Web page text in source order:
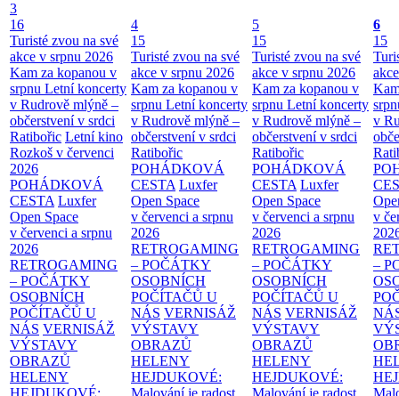
3
16
Turisté zvou na své
akce v srpnu 2026
Kam za kopanou v
srpnu Letní koncerty
v Rudrově mlýně –
občerstvení v srdci
Ratibořic Letní kino
Rozkoš v červenci
2026
POHÁDKOVÁ
CESTA Luxfer
Open Space
v červenci a srpnu
2026
RETROGAMING
– POČÁTKY
OSOBNÍCH
POČÍTAČŮ U
NÁS VERNISÁŽ
VÝSTAVY
OBRAZŮ
HELENY
4
15
Turisté zvou na své
akce v srpnu 2026
Kam za kopanou v
srpnu Letní koncerty
v Rudrově mlýně –
občerstvení v srdci
Ratibořic
POHÁDKOVÁ
CESTA Luxfer
Open Space
v červenci a srpnu
2026
RETROGAMING
– POČÁTKY
OSOBNÍCH
POČÍTAČŮ U
NÁS VERNISÁŽ
VÝSTAVY
OBRAZŮ
HELENY
HEJDUKOVÉ:
5
15
Turisté zvou na své
akce v srpnu 2026
Kam za kopanou v
srpnu Letní koncerty
v Rudrově mlýně –
občerstvení v srdci
Ratibořic
POHÁDKOVÁ
CESTA Luxfer
Open Space
v červenci a srpnu
2026
RETROGAMING
– POČÁTKY
OSOBNÍCH
POČÍTAČŮ U
NÁS VERNISÁŽ
VÝSTAVY
OBRAZŮ
HELENY
HEJDUKOVÉ:
6
15
v
v
–